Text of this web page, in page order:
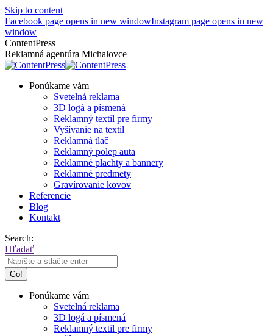
Skip to content
Facebook page opens in new windowInstagram page opens in new
window
ContentPress
Reklamná agentúra Michalovce
Ponúkame vám
Svetelná reklama
3D logá a písmená
Reklamný textil pre firmy
Vyšívanie na textil
Reklamná tlač
Reklamný polep auta
Reklamné plachty a bannery
Reklamné predmety
Gravírovanie kovov
Referencie
Blog
Kontakt
Search:
Hľadať
Ponúkame vám
Svetelná reklama
3D logá a písmená
Reklamný textil pre firmy